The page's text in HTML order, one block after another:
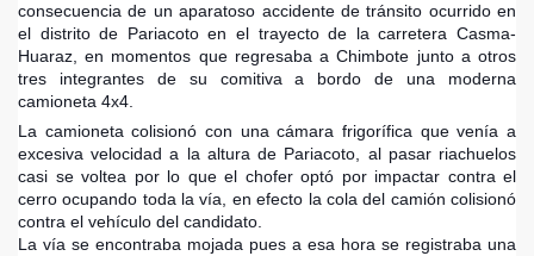
consecuencia de un aparatoso accidente de tránsito ocurrido en
el distrito de Pariacoto en el trayecto de la carretera Casma-
Huaraz, en momentos que regresaba a Chimbote junto a otros
tres integrantes de su comitiva a bordo de una moderna
camioneta 4x4.
La camioneta colisionó con una cámara frigorífica que venía a
excesiva velocidad a la altura de Pariacoto, al pasar riachuelos
casi se voltea por lo que el chofer optó por impactar contra el
cerro ocupando toda la vía, en efecto la cola del camión colisionó
contra el vehículo del candidato.
La vía se encontraba mojada pues a esa hora se registraba una
VALORIZADOS EN MEDIO MILLON DE SOLES
en EEUU
Chimbote
de los Bancos en Robo
DEL PERU